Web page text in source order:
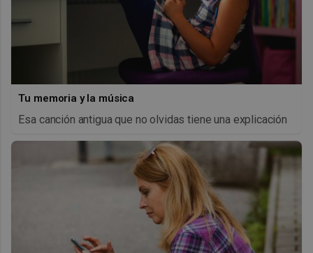
Tu memoria y la música
Esa canción antigua que no olvidas tiene una explicación